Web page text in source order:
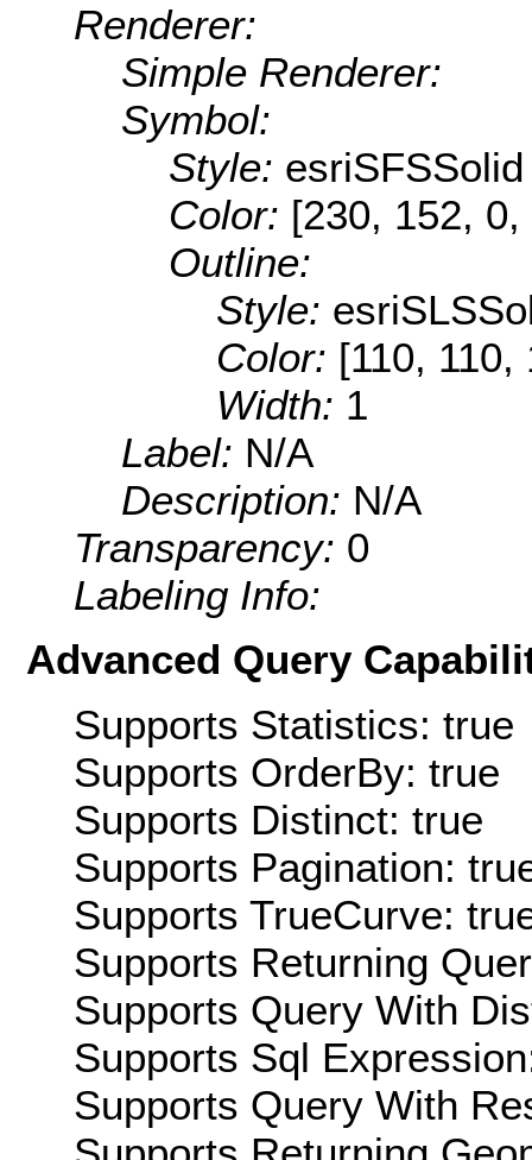
Renderer:
Simple Renderer:
Symbol:
Style: esriSFSSolid
Color: [230, 152, 0,
Outline:
Style:
Color: [110, 110,
Width: 1
Label: N/A
Description: N/A
Transparency: 0
Labeling Info:
Advanced Query
Supports Statistics: true
Supports OrderBy: true
Supports Distinct: true
Supports Pagination:
Supports TrueCurve:
Supports Returning
Supports Query With
Supports Sql
Supports Query With